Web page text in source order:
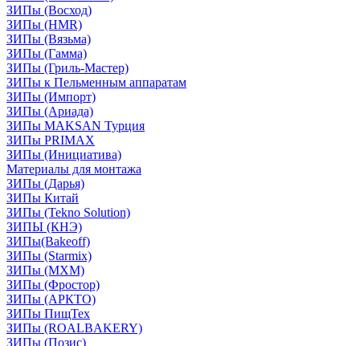
ЗИПы (Восход)
ЗИПы (HMR)
ЗИПы (Вязьма)
ЗИПы (Гамма)
ЗИПы (Гриль-Мастер)
ЗИПы к Пельменным аппаратам
ЗИПы (Импорт)
ЗИПы (Ариада)
ЗИПы MAKSAN Турция
ЗИПы PRIMAX
ЗИПы (Инициатива)
Материалы для монтажа
ЗИПы (Дарья)
ЗИПы Китай
ЗИПы (Tekno Solution)
ЗИПЫ (КНЭ)
ЗИПы(Bakeoff)
ЗИПы (Starmix)
ЗИПы (МХМ)
ЗИПы (Фростор)
ЗИПы (АРКТО)
ЗИПы ПищТех
ЗИПы (ROALBAKERY)
ЗИПы (Позис)